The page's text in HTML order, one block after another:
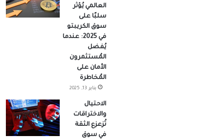
العالمي يُؤثر
سلبًا على
سوق الكريبتو
في 2025: عندما
يُفضل
المُستثمرون
الأمان على
المُخاطرة
يناير 13, 2025
الاحتيال
والاختراقات
تُزعزع الثقة
في سوق